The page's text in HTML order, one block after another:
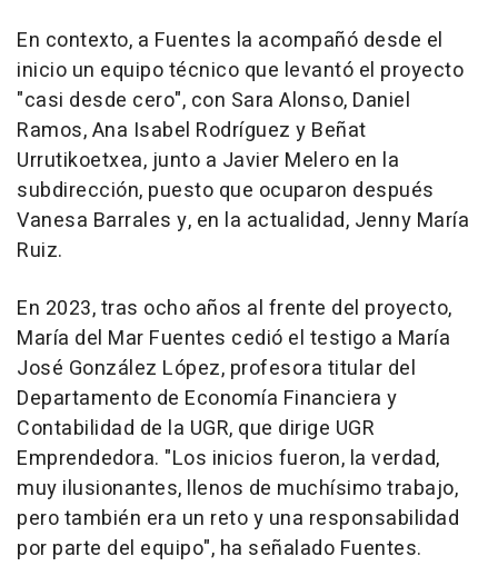
En contexto, a Fuentes la acompañó desde el
inicio un equipo técnico que levantó el proyecto
"casi desde cero", con Sara Alonso, Daniel
Ramos, Ana Isabel Rodríguez y Beñat
Urrutikoetxea, junto a Javier Melero en la
subdirección, puesto que ocuparon después
Vanesa Barrales y, en la actualidad, Jenny María
Ruiz.
En 2023, tras ocho años al frente del proyecto,
María del Mar Fuentes cedió el testigo a María
José González López, profesora titular del
Departamento de Economía Financiera y
Contabilidad de la UGR, que dirige UGR
Emprendedora. "Los inicios fueron, la verdad,
muy ilusionantes, llenos de muchísimo trabajo,
pero también era un reto y una responsabilidad
por parte del equipo", ha señalado Fuentes.